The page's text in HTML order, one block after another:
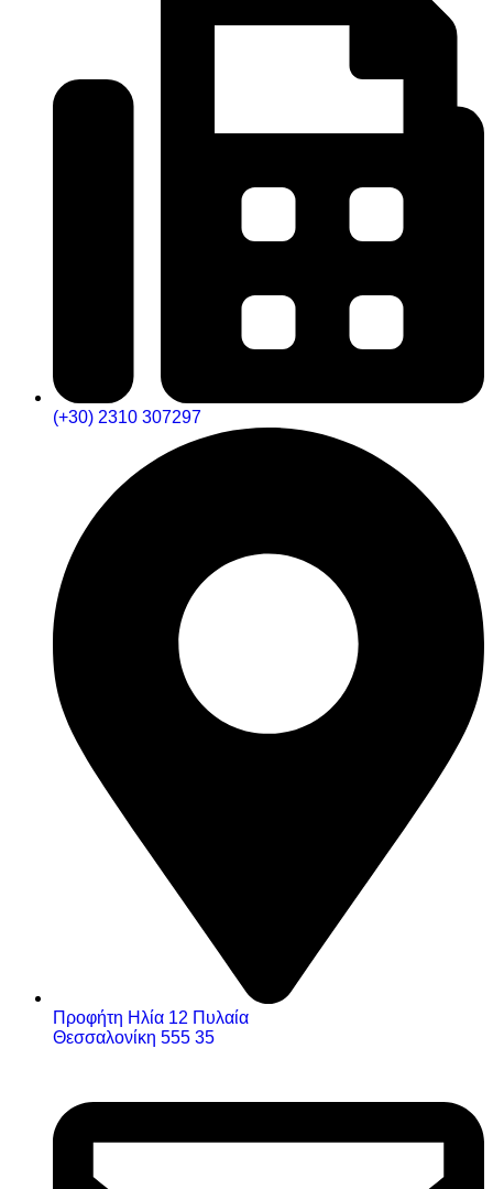
(+30) 2310 307297
Προφήτη Ηλία 12 Πυλαία
Θεσσαλονίκη 555 35